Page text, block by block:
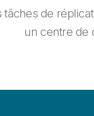
de
un centre de